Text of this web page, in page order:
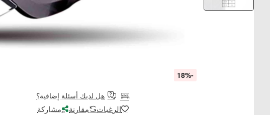
-18%
هل لديك أسئلة إضافية؟
الرغبات مقارنة مشاركة